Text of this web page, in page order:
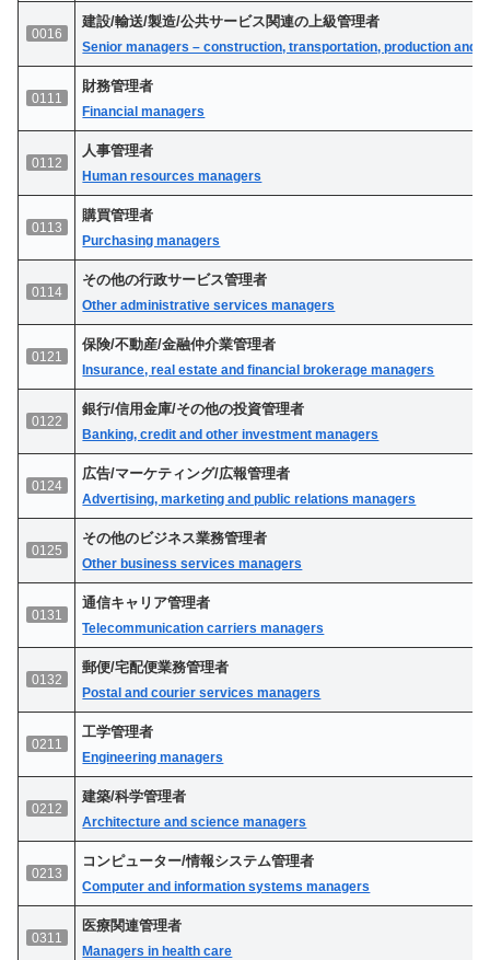
0016
建設/輸送/製造/公共サービス関連の上級管理者
Senior managers – construction, transportation, production and
0111
財務管理者
Financial managers
0112
人事管理者
Human resources managers
0113
購買管理者
Purchasing managers
0114
その他の行政サービス管理者
Other administrative services managers
0121
保険/不動産/金融仲介業管理者
Insurance, real estate and financial brokerage managers
0122
銀行/信用金庫/その他の投資管理者
Banking, credit and other investment managers
0124
広告/マーケティング/広報管理者
Advertising, marketing and public relations managers
0125
その他のビジネス業務管理者
Other business services managers
0131
通信キャリア管理者
Telecommunication carriers managers
0132
郵便/宅配便業務管理者
Postal and courier services managers
0211
工学管理者
Engineering managers
0212
建築/科学管理者
Architecture and science managers
0213
コンピューター/情報システム管理者
Computer and information systems managers
0311
医療関連管理者
Managers in health care